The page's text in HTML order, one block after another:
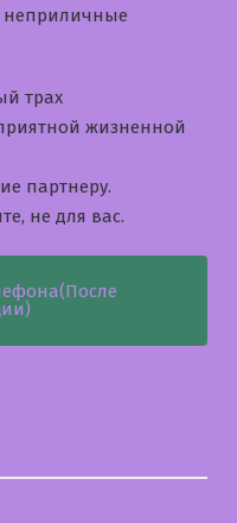
неприличные
трах
жизненной
партнеру.
не для вас.